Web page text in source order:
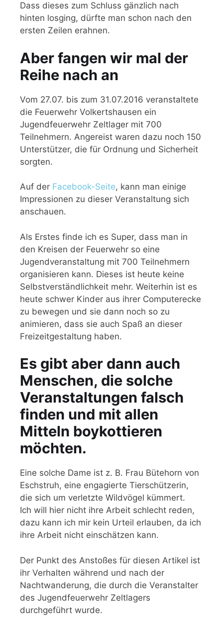
Dass dieses zum Schluss gänzlich nach
hinten losging, dürfte man schon nach den
ersten Zeilen erahnen.
Aber fangen wir mal der
Reihe nach an
Vom 27.07. bis zum 31.07.2016 veranstaltete
die Feuerwehr Volkertshausen ein
Jugendfeuerwehr Zeltlager mit 700
Teilnehmern. Angereist waren dazu noch 150
Unterstützer, die für Ordnung und Sicherheit
sorgten.
Auf der Facebook-Seite, kann man einige
Impressionen zu dieser Veranstaltung sich
anschauen.
Als Erstes finde ich es Super, dass man in
den Kreisen der Feuerwehr so eine
Jugendveranstaltung mit 700 Teilnehmern
organisieren kann. Dieses ist heute keine
Selbstverständlichkeit mehr. Weiterhin ist es
heute schwer Kinder aus ihrer Computerecke
zu bewegen und sie dann noch so zu
animieren, dass sie auch Spaß an dieser
Freizeitgestaltung haben.
Es gibt aber dann auch
Menschen, die solche
Veranstaltungen falsch
finden und mit allen
Mitteln boykottieren
möchten.
Eine solche Dame ist z. B. Frau Bütehorn von
Eschstruh, eine engagierte Tierschützerin,
die sich um verletzte Wildvögel kümmert.
Ich will hier nicht ihre Arbeit schlecht reden,
dazu kann ich mir kein Urteil erlauben, da ich
ihre Arbeit nicht einschätzen kann.
Der Punkt des Anstoßes für diesen Artikel ist
ihr Verhalten während und nach der
Nachtwanderung, die durch die Veranstalter
des Jugendfeuerwehr Zeltlagers
durchgeführt wurde.